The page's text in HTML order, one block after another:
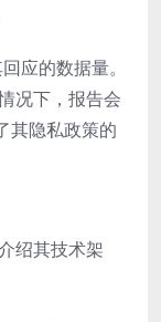
应的数据量。
况下，报告会
其隐私政策的
绍其技术架